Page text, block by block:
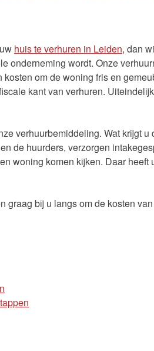
huis te verhuren in Leiden, dan
onderneming wordt. Onze
kosten om de woning fris en
kant van verhuren.
verhuurbemiddeling. Wat krijgt
de huurders, verzorgen
woning komen kijken. Daar heeft
graag bij u langs om de kosten